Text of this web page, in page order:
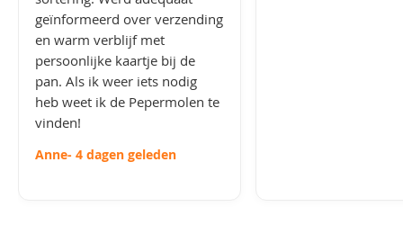
geïnformeerd over verzending
en warm verblijf met
persoonlijke kaartje bij de
pan. Als ik weer iets nodig
heb weet ik de Pepermolen te
vinden!
Anne- 4 dagen geleden